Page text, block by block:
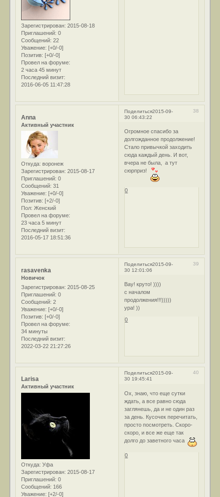
Зарегистрирован: 2015-08-18
Приглашений: 0
Сообщений: 22
Уважение: [+0/-0]
Позитив: [+0/-0]
Провел на форуме:
2 часа 45 минут
Последний визит:
2016-06-05 11:47:28
Поделиться 38
2015-09-
30 06:43:22
Anna
Активный участник
Откуда: воронеж
Зарегистрирован: 2015-08-17
Приглашений: 0
Сообщений: 31
Уважение: [+0/-0]
Позитив: [+2/-0]
Пол: Женский
Провел на форуме:
23 часа 5 минут
Последний визит:
2016-05-17 18:51:36
Огромное спасибо за
долгожданное продолжение!
Стало привычкой заходить
сюда каждый день. И вот,
вчера не была, а тут
сюрприз!
0
Поделиться 39
2015-09-
30 12:01:06
rasavenka
Новичок
Зарегистрирован: 2015-08-25
Приглашений: 0
Сообщений: 2
Уважение: [+0/-0]
Позитив: [+0/-0]
Провел на форуме:
34 минуты
Последний визит:
2022-03-22 21:27:26
Вау! круто! ))))
с началом
продолжения!!!)))))
ура! ))
0
Поделиться 40
2015-09-
30 19:45:41
Larisa
Активный участник
Откуда: Уфа
Зарегистрирован: 2015-08-17
Приглашений: 0
Сообщений: 166
Уважение: [+2/-0]
Ох, знаю, что еще сутки
ждать, а все равно сюда
заглянешь, да и не один раз
за день. Кусочек перечитать,
просто посмотреть. Скоро-
скоро, и все же еще так
долго до заветного часа
0